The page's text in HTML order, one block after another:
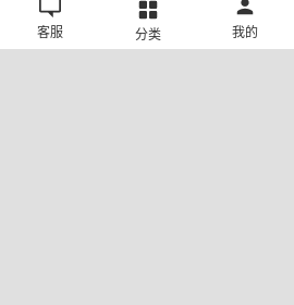
客服 分类 我的